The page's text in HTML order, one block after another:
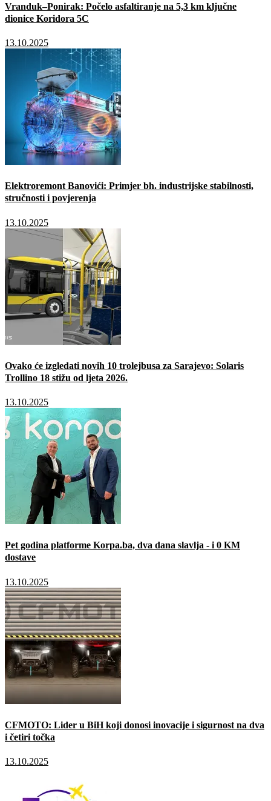
Vranduk–Ponirak: Počelo asfaltiranje na 5,3 km ključne
dionice Koridora 5C
13.10.2025
Elektroremont Banovići: Primjer bh. industrijske stabilnosti,
stručnosti i povjerenja
13.10.2025
Ovako će izgledati novih 10 trolejbusa za Sarajevo: Solaris
Trollino 18 stižu od ljeta 2026.
13.10.2025
Pet godina platforme Korpa.ba, dva dana slavlja - i 0 KM
dostave
13.10.2025
CFMOTO: Lider u BiH koji donosi inovacije i sigurnost na dva
i četiri točka
13.10.2025